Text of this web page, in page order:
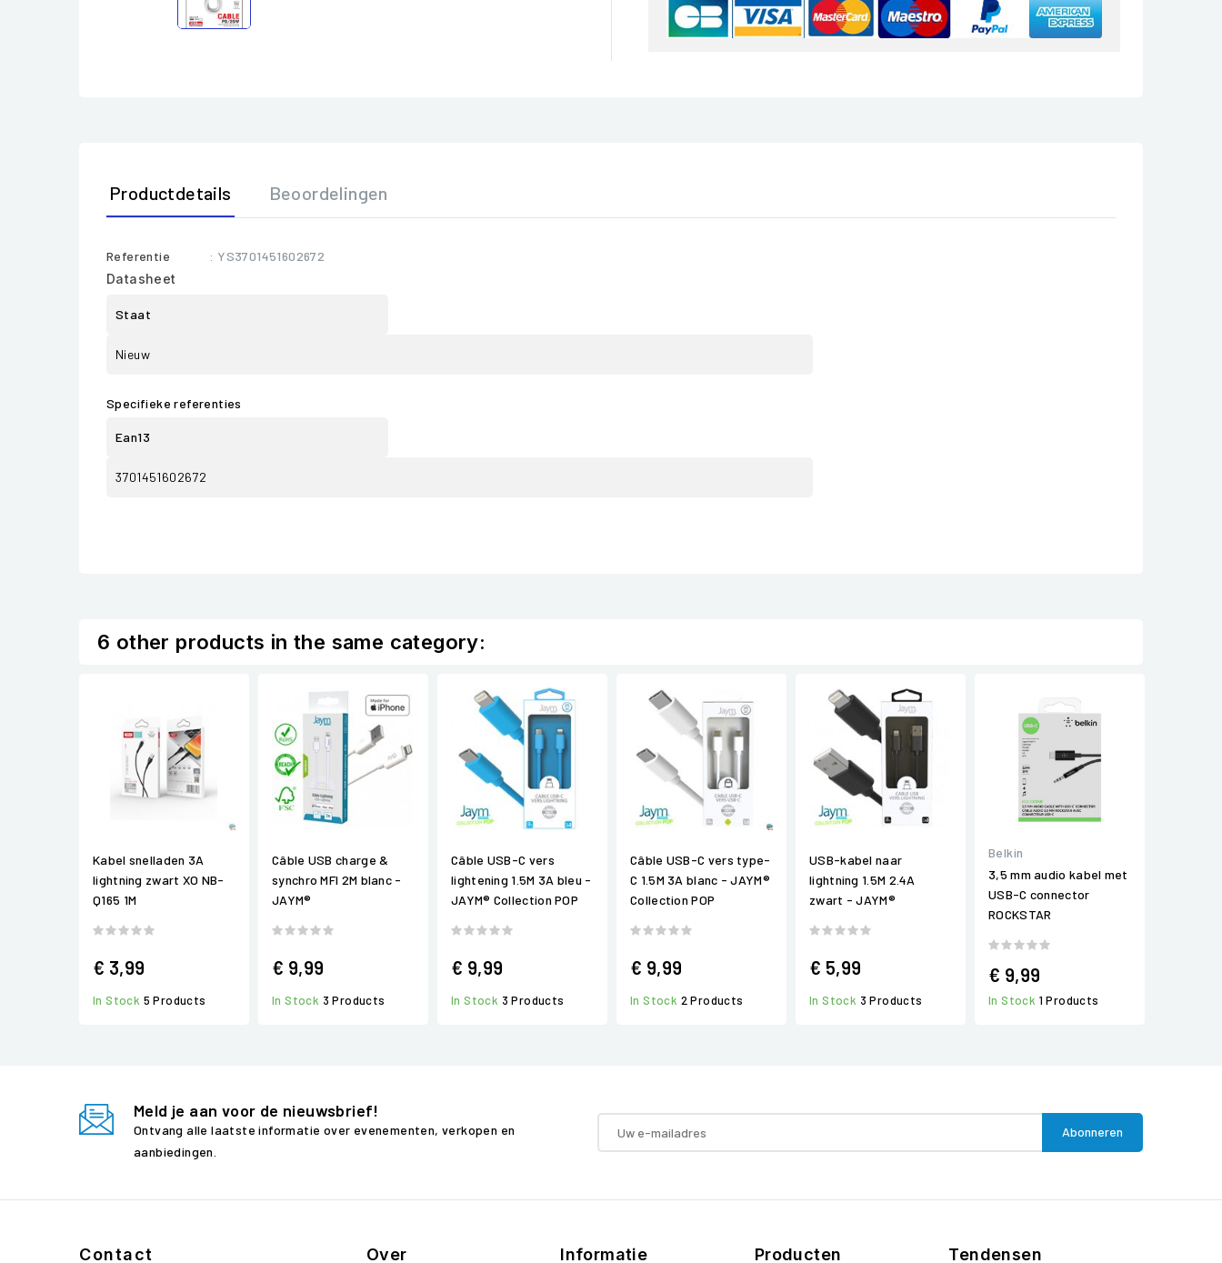
Productdetails Beoordelingen
Referentie
: YS3701451602672
Datasheet
Staat
Nieuw
Specifieke referenties
Ean13
3701451602672
6 other products in the same category:
Kabel snelladen 3A
lightning zwart XO NB-
Q165 1M
€ 3,99
In Stock 5 Products
Câble USB charge &
synchro MFI 2M blanc -
JAYM®
€ 9,99
In Stock 3 Products
Câble USB-C vers
lightening 1.5M 3A bleu -
JAYM® Collection POP
€ 9,99
In Stock 3 Products
Câble USB-C vers type-
C 1.5M 3A blanc - JAYM®
Collection POP
€ 9,99
In Stock 2 Products
USB-kabel naar
lightning 1.5M 2.4A
zwart - JAYM®
€ 5,99
In Stock 3 Products
Belkin
3,5 mm audio kabel met
USB-C connector
ROCKSTAR
€ 9,99
In Stock 1 Products
Meld je aan voor de nieuwsbrief!
Ontvang alle laatste informatie over evenementen, verkopen en
aanbiedingen.
Contact Over Informatie Producten
Tendensen